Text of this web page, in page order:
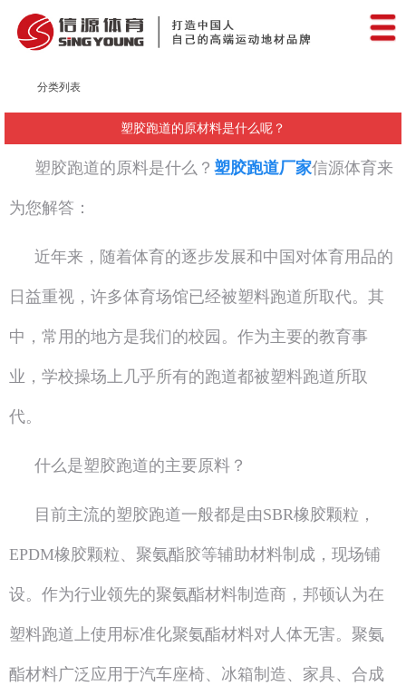
分类列表
塑胶跑道的原材料是什么呢？
塑胶跑道的原料是什么？ 塑胶跑道厂家信源体育来
为您解答：
近年来，随着体育的逐步发展和中国对体育用品的
日益重视，许多体育场馆已经被塑料跑道所取代。其
中，常用的地方是我们的校园。作为主要的教育事
业，学校操场上几乎所有的跑道都被塑料跑道所取
代。
什么是塑胶跑道的主要原料？
目前主流的塑胶跑道一般都是由SBR橡胶颗粒，
EPDM橡胶颗粒、聚氨酯胶等辅助材料制成，现场铺
设。作为行业领先的聚氨酯材料制造商，邦顿认为在
塑料跑道上使用标准化聚氨酯材料对人体无害。聚氨
酯材料广泛应用于汽车座椅、冰箱制造、家具、合成